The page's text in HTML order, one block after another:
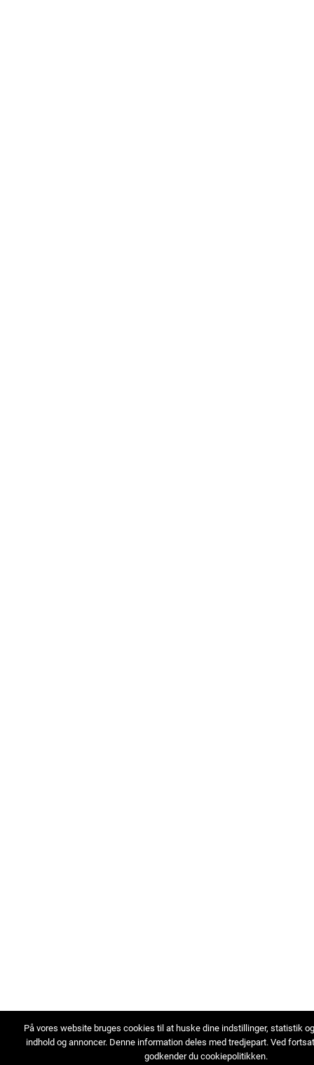
På vores website bruges cookies til at huske dine indstillinger, statistik
indhold og annoncer. Denne information deles med tredjepart. Ved
godkender du cookiepolitikken.